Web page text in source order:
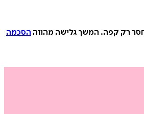
חסר רק קפה. המשך גלישה מהווה הסכמה